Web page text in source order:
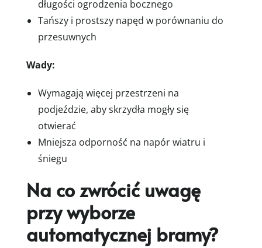
długości ogrodzenia bocznego
Tańszy i prostszy napęd w porównaniu do
przesuwnych
Wady:
Wymagają więcej przestrzeni na
podjeździe, aby skrzydła mogły się
otwierać
Mniejsza odporność na napór wiatru i
śniegu
Na co zwrócić uwagę
przy wyborze
automatycznej bramy?